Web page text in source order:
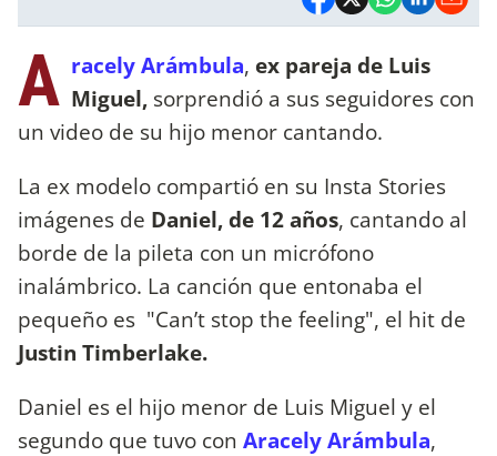
A racely Arámbula, ex pareja de Luis
Miguel, sorprendió a sus seguidores con
un video de su hijo menor cantando.
La ex modelo compartió en su Insta Stories
imágenes de Daniel, de 12 años, cantando al
borde de la pileta con un micrófono
inalámbrico. La canción que entonaba el
pequeño es "Can’t stop the feeling", el hit de
Justin Timberlake.
Daniel es el hijo menor de Luis Miguel y el
segundo que tuvo con Aracely Arámbula,